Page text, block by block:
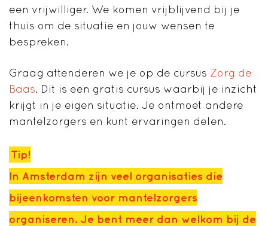
een vrijwilliger. We komen vrijblijvend bij je
thuis om de situatie en jouw wensen te
bespreken.
Graag attenderen we je op de cursus Zorg de
Baas. Dit is een gratis cursus waarbij je inzicht
krijgt in je eigen situatie. Je ontmoet andere
mantelzorgers en kunt ervaringen delen.
Tip!
In Amsterdam zijn veel organisaties die
bijeenkomsten voor mantelzorgers
organiseren. Je bent meer dan welkom bij de